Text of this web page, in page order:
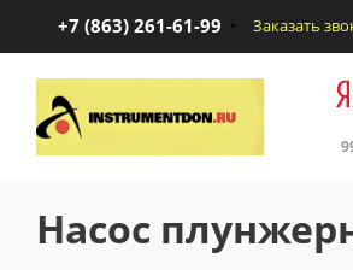
+7 (863) 261-61-99 Заказать
Насос